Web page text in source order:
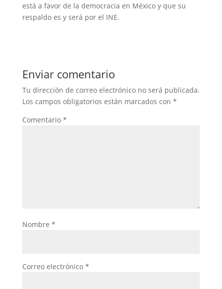
está a favor de la democracia en México y que su
respaldo es y será por el INE.
Enviar comentario
Tu dirección de correo electrónico no será publicada.
Los campos obligatorios están marcados con *
Comentario *
Nombre *
Correo electrónico *